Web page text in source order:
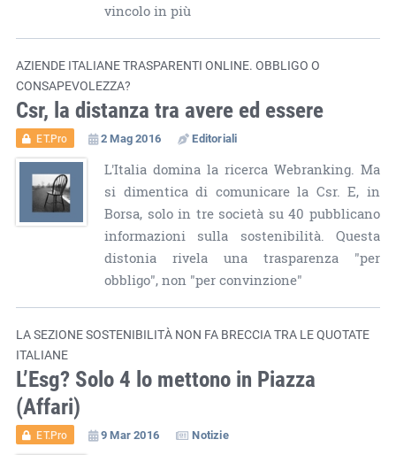
vincolo in più
AZIENDE ITALIANE TRASPARENTI ONLINE. OBBLIGO O
CONSAPEVOLEZZA?
Csr, la distanza tra avere ed essere
ET.Pro 2 Mag 2016 Editoriali
L'Italia domina la ricerca Webranking. Ma
si dimentica di comunicare la Csr. E, in
Borsa, solo in tre società su 40 pubblicano
informazioni sulla sostenibilità. Questa
distonia rivela una trasparenza "per
obbligo", non "per convinzione"
LA SEZIONE SOSTENIBILITÀ NON FA BRECCIA TRA LE QUOTATE
ITALIANE
L’Esg? Solo 4 lo mettono in Piazza
(Affari)
ET.Pro 9 Mar 2016 Notizie